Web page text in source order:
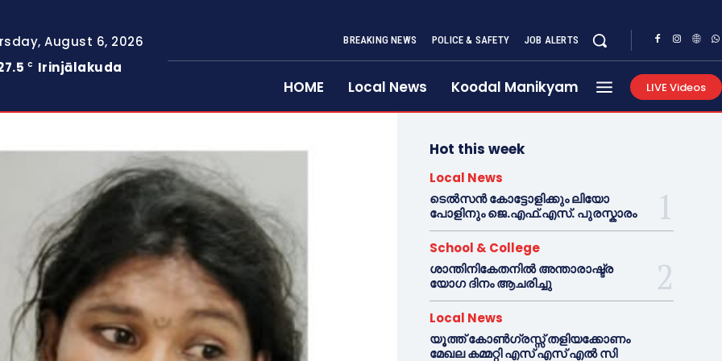
August 6, 2026
C Irinjālakuda
BREAKING NEWS POLICE & SAFETY JOB ALERTS
HOME Local News Koodal Manikyam LIVE Videos
Hot this week
Local News
ടെൽസൻ കോട്ടോളിക്കും ലിയോ
പോളിനും ജെ.എഫ്.എസ്. പുരസ്കാരം
School & College
ശാന്തിനികേതനിൽ അന്താരാഷ്ട്ര
യോഗ ദിനം ആചരിച്ചു
Local News
യൂത്ത് കോൺഗ്രസ്സ് തളിയക്കോണം
മേഖല കമ്മറ്റി എസ് എസ് എൽ സി